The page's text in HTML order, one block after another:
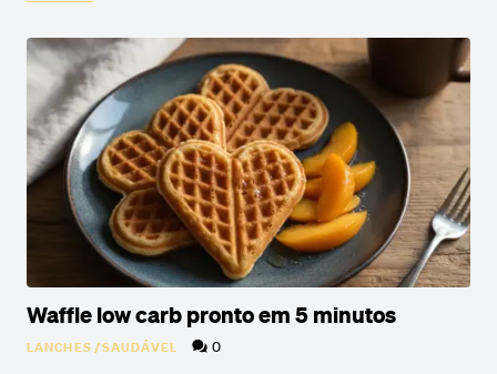
Waffle low carb pronto em 5 minutos
LANCHES/SAUDÁVEL 0